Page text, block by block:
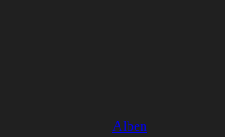
Alben